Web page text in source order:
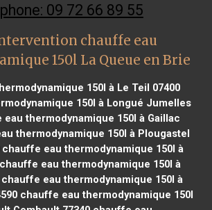
09 72 66 89 55
chauffe eau
150l La Queue en Brie
150l à Le Teil 07400
150l à Longué Jumelles
thermodynamique 150l à Gaillac
thermodynamique 150l à Plougastel
eau thermodynamique 150l à
chauffe eau thermodynamique 150l à
eau thermodynamique 150l à
chauffe eau thermodynamique 150l